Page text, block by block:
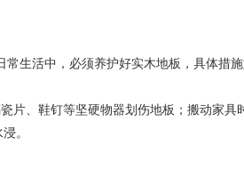
常生活中，必须养护好实木地板，具体措施
片、鞋钉等坚硬物器划伤地板；搬动家
。